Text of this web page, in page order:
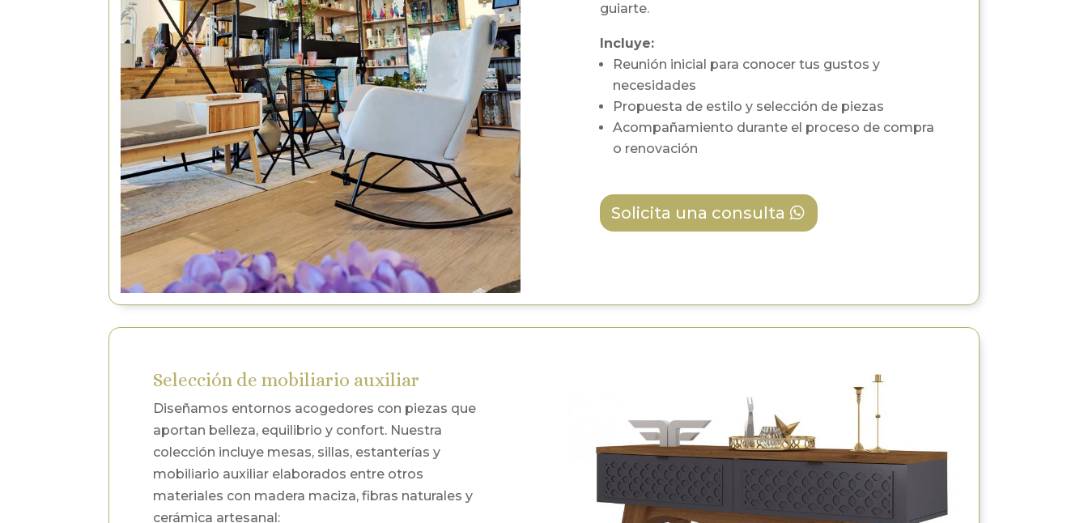
guiarte.
Incluye:
Reunión inicial para conocer tus gustos y
necesidades
Propuesta de estilo y selección de piezas
Acompañamiento durante el proceso de compra
o renovación
Solicita una consulta
Selección de mobiliario auxiliar
Diseñamos entornos acogedores con piezas que
aportan belleza, equilibrio y confort. Nuestra
colección incluye mesas, sillas, estanterías y
mobiliario auxiliar elaborados entre otros
materiales con madera maciza, fibras naturales y
cerámica artesanal: